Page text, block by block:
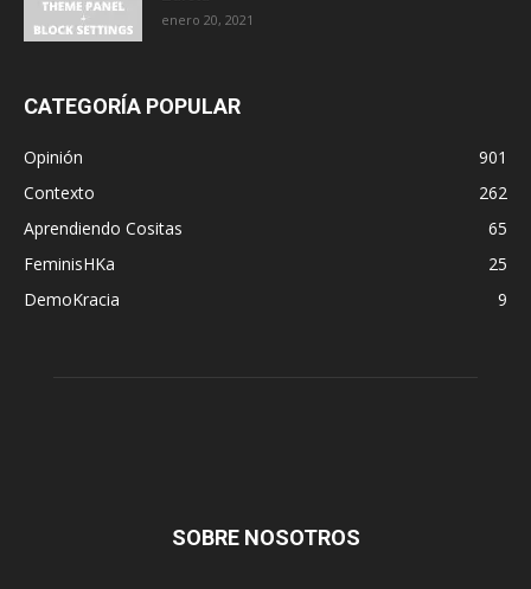
enero 20, 2021
CATEGORÍA POPULAR
Opinión
901
Contexto
262
Aprendiendo Cositas
65
FeminisHKa
25
DemoKracia
9
SOBRE NOSOTROS